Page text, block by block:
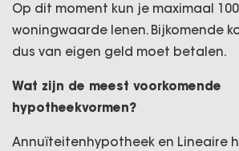
Op dit moment kun je maximaal
woningwaarde lenen. Bijkomende
dus van eigen geld moet betalen.
Wat zijn de meest voorkomende
hypotheekvormen?
Annuïteitenhypotheek en Lineaire